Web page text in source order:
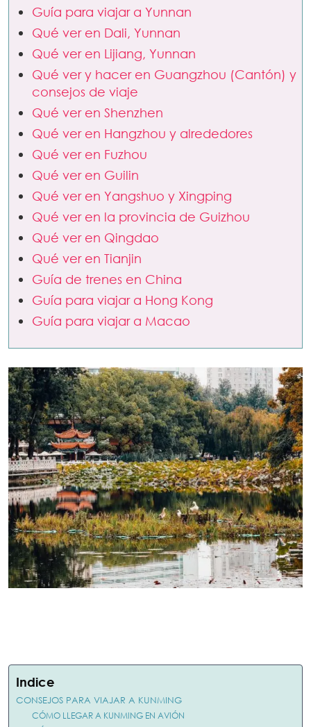
Guía para viajar a Yunnan
Qué ver en Dali, Yunnan
Qué ver en Lijiang, Yunnan
Qué ver y hacer en Guangzhou (Cantón) y
consejos de viaje
Qué ver en Shenzhen
Qué ver en Hangzhou y alrededores
Qué ver en Fuzhou
Qué ver en Guilin
Qué ver en Yangshuo y Xingping
Qué ver en la provincia de Guizhou
Qué ver en Qingdao
Qué ver en Tianjin
Guía de trenes en China
Guía para viajar a Hong Kong
Guía para viajar a Macao
Indice
CONSEJOS PARA VIAJAR A KUNMING
CÓMO LLEGAR A KUNMING EN AVIÓN